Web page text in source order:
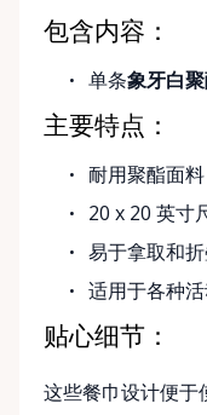
包含内容：
单条象牙白
主要特点：
耐用聚酯面料
20 x 20 英寸
易于拿取和
适用于各种
贴心细节：
这些餐巾设计便于